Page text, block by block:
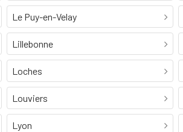
Le Puy-en-Velay
Lillebonne
Loches
Louviers
Lyon